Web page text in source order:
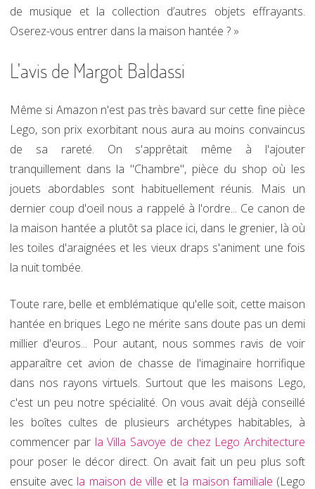
de musique et la collection d’autres objets effrayants.
Oserez-vous entrer dans la maison hantée ? »
L'avis de Margot Baldassi
Même si Amazon n'est pas très bavard sur cette fine pièce
Lego, son prix exorbitant nous aura au moins convaincus
de sa rareté. On s'apprêtait même à l'ajouter
tranquillement dans la "Chambre", pièce du shop où les
jouets abordables sont habituellement réunis. Mais un
dernier coup d'oeil nous a rappelé à l'ordre... Ce canon de
la maison hantée a plutôt sa place ici, dans le grenier, là où
les toiles d'araignées et les vieux draps s'animent une fois
la nuit tombée.
Toute rare, belle et emblématique qu'elle soit, cette maison
hantée en briques Lego ne mérite sans doute pas un demi
millier d'euros... Pour autant, nous sommes ravis de voir
apparaître cet avion de chasse de l'imaginaire horrifique
dans nos rayons virtuels. Surtout que les maisons Lego,
c'est un peu notre spécialité. On vous avait déjà conseillé
les boîtes cultes de plusieurs archétypes habitables, à
commencer par la Villa Savoye de chez Lego Architecture
pour poser le décor direct. On avait fait un peu plus soft
ensuite avec la maison de ville et la maison familiale (Lego